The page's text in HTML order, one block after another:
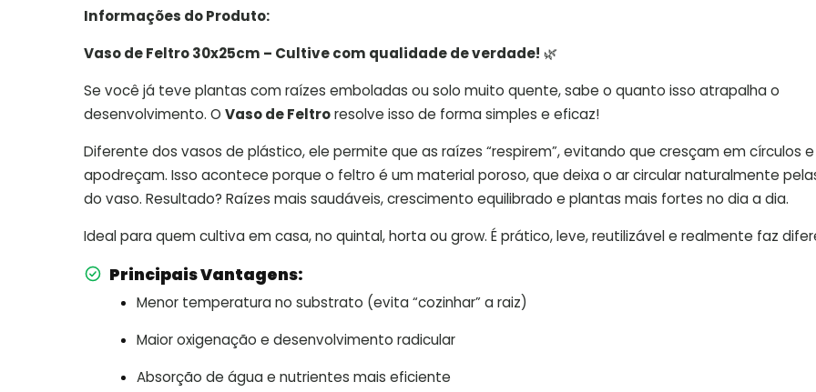
Informações do Produto:
Vaso de Feltro 30x25cm – Cultive com qualidade de verdade! 🌿
Se você já teve plantas com raízes emboladas ou solo muito quente, sabe o quanto isso atrapalha o
desenvolvimento. O Vaso de Feltroresolve isso de forma simples e eficaz!
Diferente dos vasos de plástico, ele permite que as raízes “respirem”, evitando que cresçam em círculos e
apodreçam. Isso acontece porque o feltro é um material poroso, que deixa o ar circular naturalmente
do vaso. Resultado? Raízes mais saudáveis, crescimento equilibrado e plantas mais fortes no dia a dia.
Ideal para quem cultiva em casa, no quintal, horta ou grow. É prático, leve, reutilizável e realmente faz
Principais Vantagens:
Menor temperatura no substrato (evita “cozinhar” a raiz)
Maior oxigenação e desenvolvimento radicular
Absorção de água e nutrientes mais eficiente